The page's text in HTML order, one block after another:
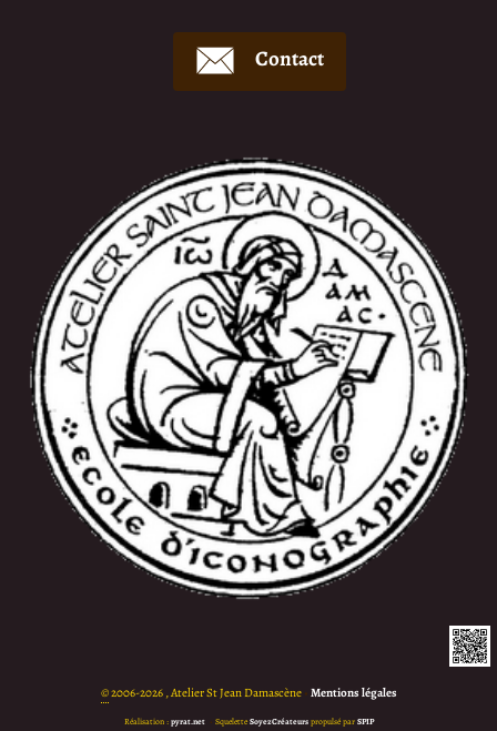
Contact
©2006-2026 , Atelier St Jean Damascène • Mentions légales
Réalisation :pyrat.net • SqueletteSoyezCréateurspropulsé parSPIP